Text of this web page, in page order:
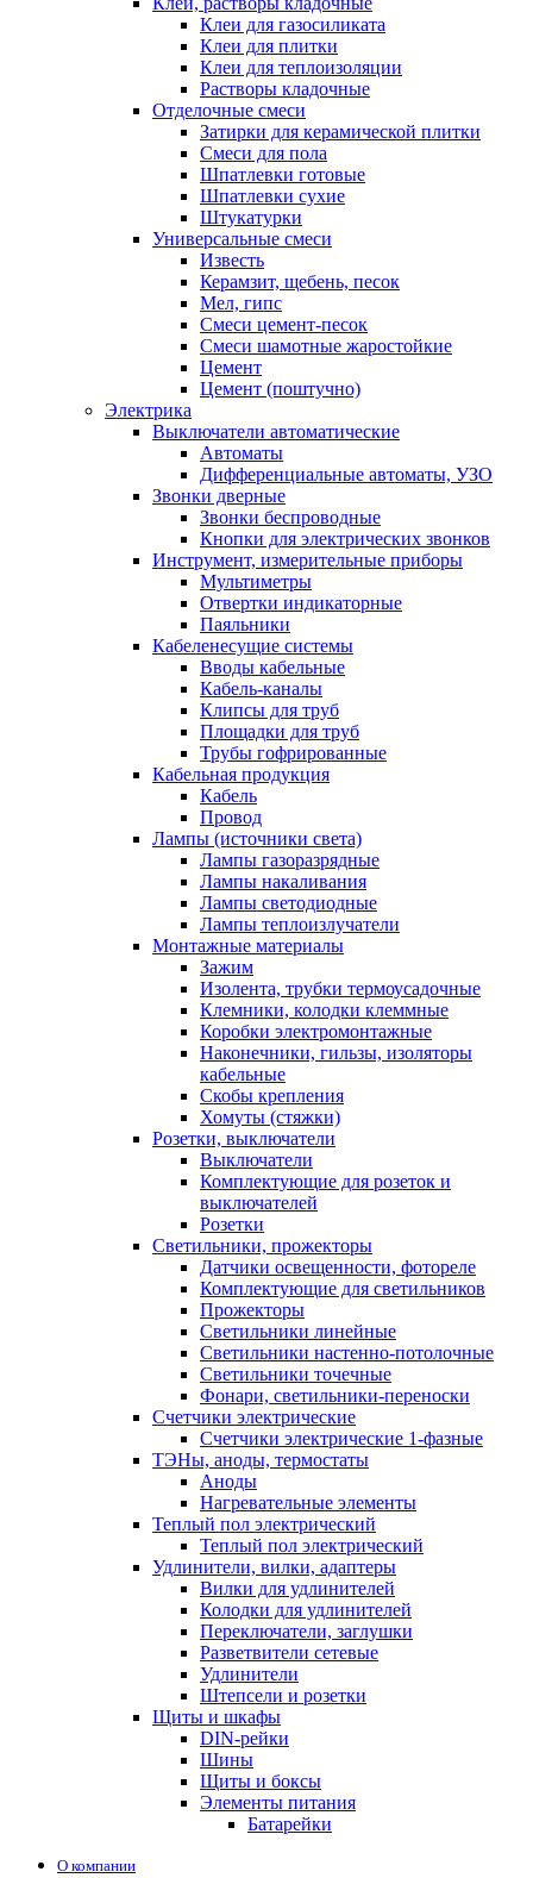
Клеи для газосиликата
Клеи для плитки
Клеи для теплоизоляции
Растворы кладочные
Отделочные смеси
Затирки для керамической плитки
Смеси для пола
Шпатлевки готовые
Шпатлевки сухие
Штукатурки
Универсальные смеси
Известь
Керамзит, щебень, песок
Мел, гипс
Смеси цемент-песок
Смеси шамотные жаростойкие
Цемент
Цемент (поштучно)
Электрика
Выключатели автоматические
Автоматы
Дифференциальные автоматы, УЗО
Звонки дверные
Звонки беспроводные
Кнопки для электрических звонков
Инструмент, измерительные приборы
Мультиметры
Отвертки индикаторные
Паяльники
Кабеленесущие системы
Вводы кабельные
Кабель-каналы
Клипсы для труб
Площадки для труб
Трубы гофрированные
Кабельная продукция
Кабель
Провод
Лампы (источники света)
Лампы газоразрядные
Лампы накаливания
Лампы светодиодные
Лампы теплоизлучатели
Монтажные материалы
Зажим
Изолента, трубки термоусадочные
Клемники, колодки клеммные
Коробки электромонтажные
Наконечники, гильзы, изоляторы
кабельные
Скобы крепления
Хомуты (стяжки)
Розетки, выключатели
Выключатели
Комплектующие для розеток и
выключателей
Розетки
Светильники, прожекторы
Датчики освещенности, фотореле
Комплектующие для светильников
Прожекторы
Светильники линейные
Светильники настенно-потолочные
Светильники точечные
Фонари, светильники-переноски
Счетчики электрические
Счетчики электрические 1-фазные
ТЭНы, аноды, термостаты
Аноды
Нагревательные элементы
Теплый пол электрический
Теплый пол электрический
Удлинители, вилки, адаптеры
Вилки для удлинителей
Колодки для удлинителей
Переключатели, заглушки
Разветвители сетевые
Удлинители
Штепсели и розетки
Щиты и шкафы
DIN-рейки
Шины
Щиты и боксы
Элементы питания
Батарейки
О компании